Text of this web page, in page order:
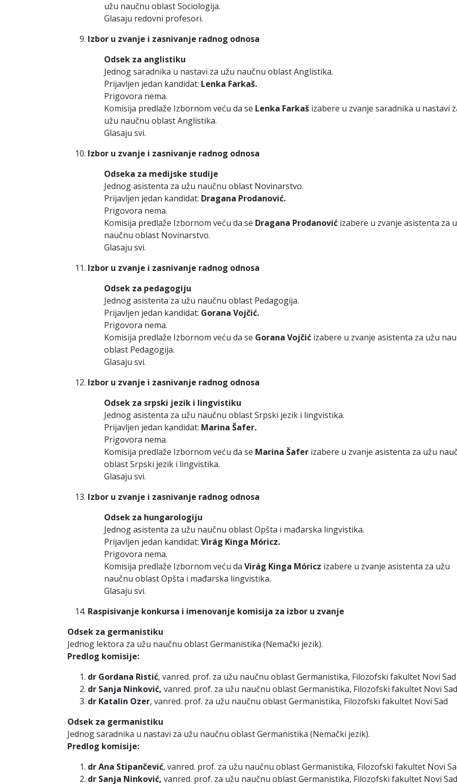
užu naučnu oblast Sociologija.
Glasaju redovni profesori.
Izbor u zvanje i zasnivanje radnog odnosa
Odsek za anglistiku
Jednog saradnika u nastavi za užu naučnu oblast Anglistika.
Prijavljen jedan kandidat: Lenka Farkaš.
Prigovora nema.
Komisija predlaže Izbornom veću da se Lenka Farkaš izabere u zvanje saradnika u nastavi
užu naučnu oblast Anglistika.
Glasaju svi.
Izbor u zvanje i zasnivanje radnog odnosa
Odseka za medijske studije
Jednog asistenta za užu naučnu oblast Novinarstvo.
Prijavljen jedan kandidat: Dragana Prodanović.
Prigovora nema.
Komisija predlaže Izbornom veću da se Dragana Prodanović izabere u zvanje asistenta za
naučnu oblast Novinarstvo.
Glasaju svi.
Izbor u zvanje i zasnivanje radnog odnosa
Odsek za pedagogiju
Jednog asistenta za užu naučnu oblast Pedagogija.
Prijavljen jedan kandidat: Gorana Vojčić.
Prigovora nema.
Komisija predlaže Izbornom veću da se Gorana Vojčić izabere u zvanje asistenta za užu
oblast Pedagogija.
Glasaju svi.
Izbor u zvanje i zasnivanje radnog odnosa
Odsek za srpski jezik i lingvistiku
Jednog asistenta za užu naučnu oblast Srpski jezik i lingvistika.
Prijavljen jedan kandidat: Marina Šafer.
Prigovora nema.
Komisija predlaže Izbornom veću da se Marina Šafer izabere u zvanje asistenta za užu
oblast Srpski jezik i lingvistika.
Glasaju svi.
Izbor u zvanje i zasnivanje radnog odnosa
Odsek za hungarologiju
Jednog asistenta za užu naučnu oblast Opšta i mađarska lingvistika.
Prijavljen jedan kandidat: Virág Kinga Móricz.
Prigovora nema.
Komisija predlaže Izbornom veću da Virág Kinga Móricz izabere u zvanje asistenta za užu
naučnu oblast Opšta i mađarska lingvistika.
Glasaju svi.
Raspisivanje konkursa i imenovanje komisija za izbor u zvanje
Odsek za germanistiku
Jednog lektora za užu naučnu oblast Germanistika (Nemački jezik).
Predlog komisije:
dr Gordana Ristić, vanred. prof. za užu naučnu oblast Germanistika, Filozofski fakultet Novi Sad
dr Sanja Ninković, vanred. prof. za užu naučnu oblast Germanistika, Filozofski fakultet Novi Sad
dr Katalin Ozer, vanred. prof. za užu naučnu oblast Germanistika, Filozofski fakultet Novi Sad
Odsek za germanistiku
Jednog saradnika u nastavi za užu naučnu oblast Germanistika (Nemački jezik).
Predlog komisije:
dr Ana Stipančević, vanred. prof. za užu naučnu oblast Germanistika, Filozofski fakultet Novi
dr Sanja Ninković, vanred. prof. za užu naučnu oblast Germanistika, Filozofski fakultet Novi Sad